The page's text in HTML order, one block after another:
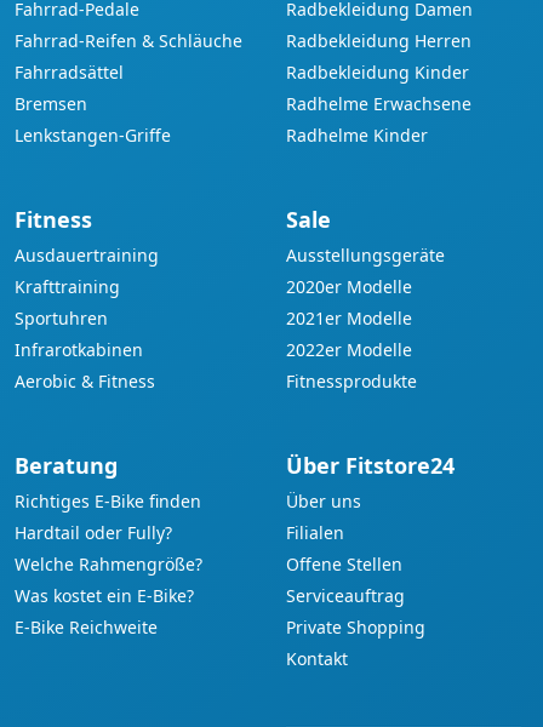
Fahrrad-Pedale
Fahrrad-Reifen & Schläuche
Fahrradsättel
Bremsen
Lenkstangen-Griffe
Radbekleidung Damen
Radbekleidung Herren
Radbekleidung Kinder
Radhelme Erwachsene
Radhelme Kinder
Fitness
Ausdauertraining
Krafttraining
Sportuhren
Infrarotkabinen
Aerobic & Fitness
Sale
Ausstellungsgeräte
2020er Modelle
2021er Modelle
2022er Modelle
Fitnessprodukte
Beratung
Richtiges E-Bike finden
Hardtail oder Fully?
Welche Rahmengröße?
Was kostet ein E-Bike?
E-Bike Reichweite
Über Fitstore24
Über uns
Filialen
Offene Stellen
Serviceauftrag
Private Shopping
Kontakt